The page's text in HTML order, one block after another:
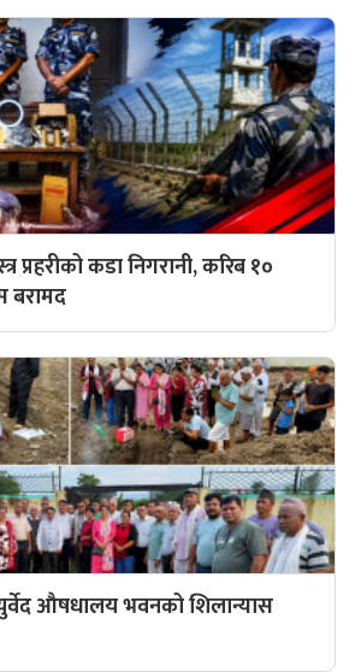
प्रहरीको कडा निगरानी, करिब १०
बरामद
औषधालय भवनको शिलान्यास